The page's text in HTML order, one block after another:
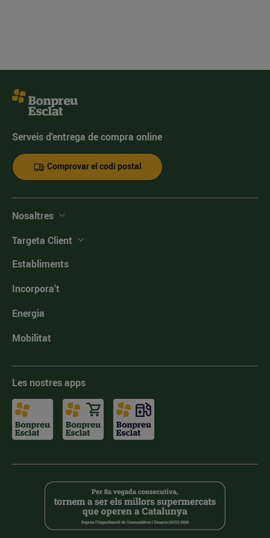
Serveis d'entrega de compra online
Comprovar el codi postal
Nosaltres
Targeta Client
Establiments
Incorpora't
Energia
Mobilitat
Les nostres apps